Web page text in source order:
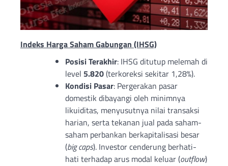
Indeks Harga Saham Gabungan (IHSG)
Posisi Terakhir: IHSG ditutup melemah di
level 5.820(terkoreksi sekitar 1,28%).
Kondisi Pasar: Pergerakan pasar
domestik dibayangi oleh minimnya
likuiditas, menyusutnya nilai transaksi
harian, serta tekanan jual pada saham-
saham perbankan berkapitalisasi besar
(big caps). Investor cenderung berhati-
hati terhadap arus modal keluar (outflow)